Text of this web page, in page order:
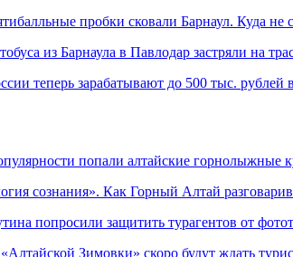
пробки сковали Барнаул. Куда не
из Барнаула в Павлодар застряли на
теперь зарабатывают до 500 тыс. рублей
попали алтайские горнолыжные
сознания». Как Горный Алтай
попросили защитить турагентов от
Зимовки» скоро будут ждать